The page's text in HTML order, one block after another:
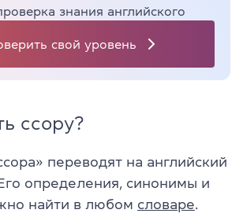
знания английского
свой уровень
ссору?
переводят на английский
Его определения, синонимы и
найти в любом словаре